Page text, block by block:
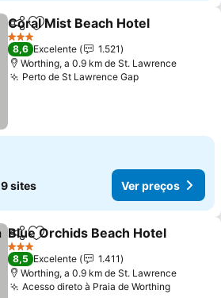
PartilharAdicionar aos favoritos
Coral Mist Beach Hotel
3 Estrelas
8,6 Excelente
1.521
Worthing, a 0.9 km de St. Lawrence
Perto de St Lawrence Gap
9 sites Ver preços
PartilharAdicionar aos favoritos
Blue Orchids Beach Hotel
3 Estrelas
8,5 Excelente
1.411
Worthing, a 0.9 km de St. Lawrence
Acesso direto à Praia de Worthing